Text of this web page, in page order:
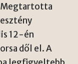
Megtartotta
12-én
dől el. A